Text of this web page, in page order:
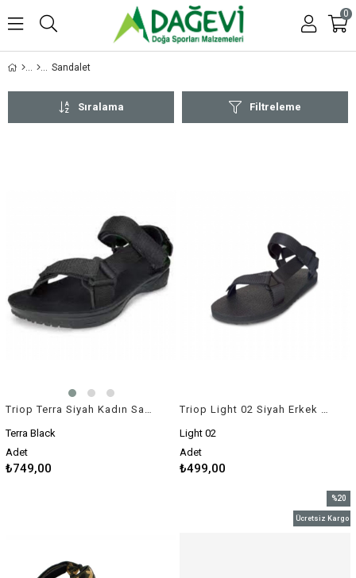
0
Sandalet
Filtreleme
Sıralama
Terra Black
Adet
₺749,00
Light 02
Adet
₺499,00
%20
İndirim
Ücretsiz Kargo